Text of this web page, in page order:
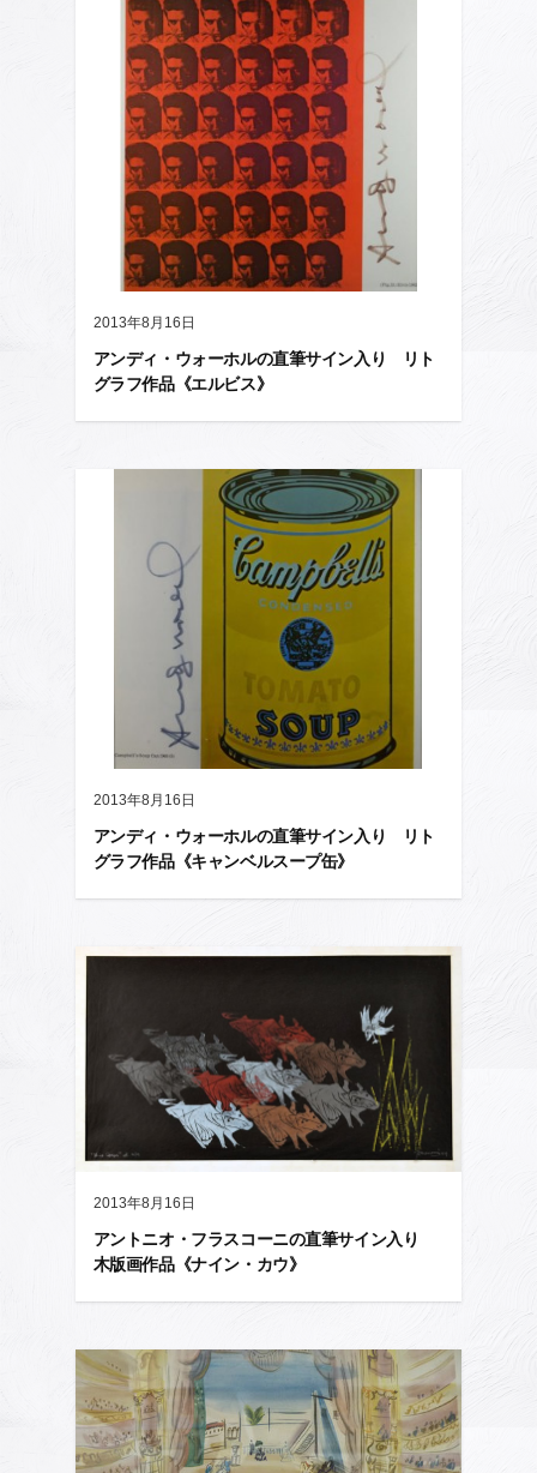
2013年8月16日
アンディ・ウォーホルの直筆サイン入り リト
グラフ作品《エルビス》
2013年8月16日
アンディ・ウォーホルの直筆サイン入り リト
グラフ作品《キャンベルスープ缶》
2013年8月16日
アントニオ・フラスコーニの直筆サイン入り
木版画作品《ナイン・カウ》